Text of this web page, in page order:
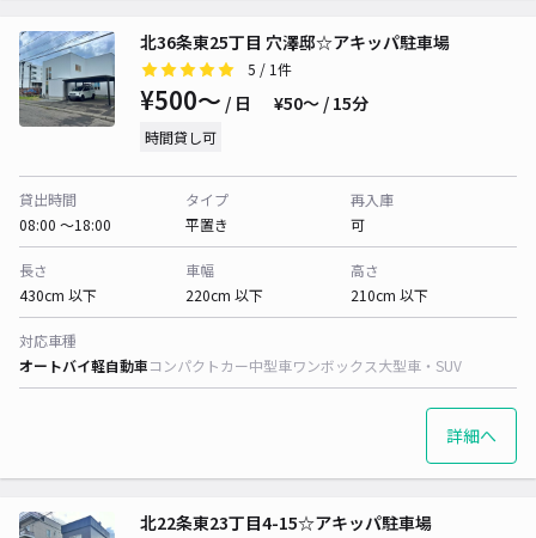
北36条東25丁目 穴澤邸☆アキッパ駐車場
5 / 1件
¥500〜 / 日 ¥50〜 / 15分
時間貸し可
貸出時間
08:00 〜18:00
タイプ
平置き
再入庫
可
長さ
430cm 以下
車幅
220cm 以下
高さ
210cm 以下
対応車種
オートバイ軽自動車コンパクトカー中型車ワンボックス大型車・SUV
詳細へ
北22条東23丁目4-15☆アキッパ駐車場